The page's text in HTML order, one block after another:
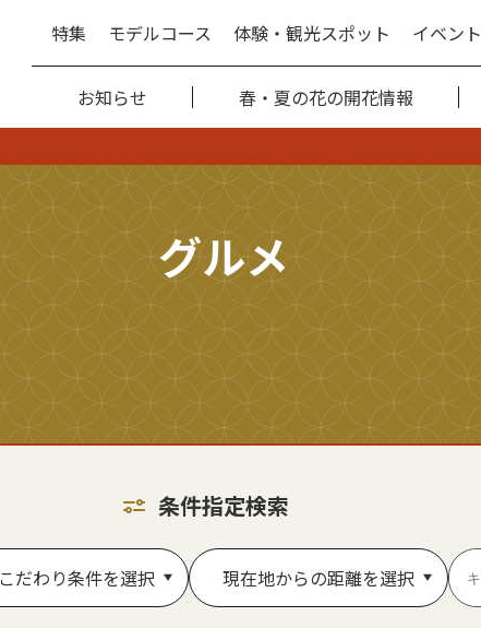
特集 モデルコース 体験・観光スポット イベント
お知らせ 春・夏の花の開花情報
グルメ
条件指定検索
こだわり条件を選択 現在地からの距離を選択